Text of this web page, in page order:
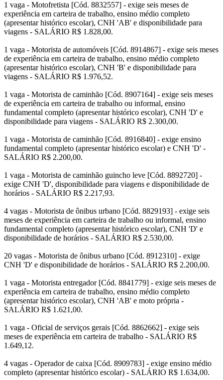
1 vaga - Motofretista [Cód. 8832557] - exige seis meses de
experiência em carteira de trabalho, ensino médio completo
(apresentar histórico escolar), CNH 'AB' e disponibilidade para
viagens - SALÁRIO R$ 1.828,00.
1 vaga - Motorista de automóveis [Cód. 8914867] - exige seis meses
de experiência em carteira de trabalho, ensino médio completo
(apresentar histórico escolar), CNH 'B' e disponibilidade para
viagens - SALÁRIO R$ 1.976,52.
1 vaga - Motorista de caminhão [Cód. 8907164] - exige seis meses
de experiência em carteira de trabalho ou informal, ensino
fundamental completo (apresentar histórico escolar), CNH 'D' e
disponibilidade para viagens - SALÁRIO R$ 2.300,00.
1 vaga - Motorista de caminhão [Cód. 8916840] - exige ensino
fundamental completo (apresentar histórico escolar) e CNH 'D' -
SALÁRIO R$ 2.200,00.
1 vaga - Motorista de caminhão guincho leve [Cód. 8892720] -
exige CNH 'D', disponibilidade para viagens e disponibilidade de
horários - SALÁRIO R$ 2.217,93.
4 vagas - Motorista de ônibus urbano [Cód. 8829193] - exige seis
meses de experiência em carteira de trabalho ou informal, ensino
fundamental completo (apresentar histórico escolar), CNH 'D' e
disponibilidade de horários - SALÁRIO R$ 2.530,00.
20 vagas - Motorista de ônibus urbano [Cód. 8912310] - exige
CNH 'D' e disponibilidade de horários - SALÁRIO R$ 2.200,00.
1 vaga - Motorista entregador [Cód. 8841779] - exige seis meses de
experiência em carteira de trabalho, ensino médio completo
(apresentar histórico escolar), CNH 'AB' e moto própria -
SALÁRIO R$ 1.621,00.
1 vaga - Oficial de serviços gerais [Cód. 8862662] - exige seis
meses de experiência em carteira de trabalho - SALÁRIO R$
1.649,12.
4 vagas - Operador de caixa [Cód. 8909783] - exige ensino médio
completo (apresentar histórico escolar) - SALÁRIO R$ 1.634,00.